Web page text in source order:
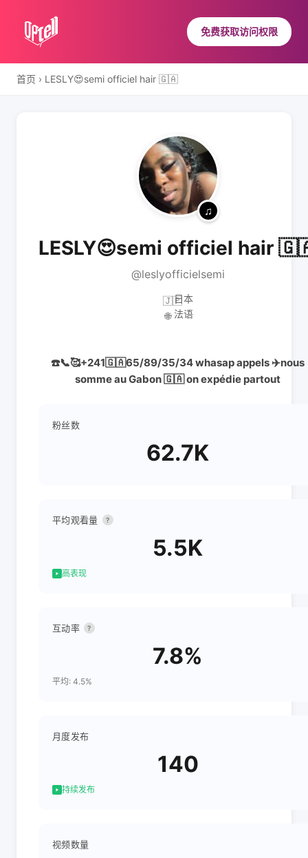
免费获取访问权限
首页 › LESLY😍semi officiel hair 🇬🇦
LESLY😍semi officiel hair
@leslyofficielsemi
🇯🇵日本
🌐 法语
☎️📞🥰+241🇬🇦65/89/35/34 whasap appels ✈️nous
somme au Gabon 🇬🇦 on expédie partout
粉丝数
62.7K
平均观看量 ?
5.5K
高表现
互动率 ?
7.8%
平均: 4.5%
月度发布
140
持续发布
视频数量